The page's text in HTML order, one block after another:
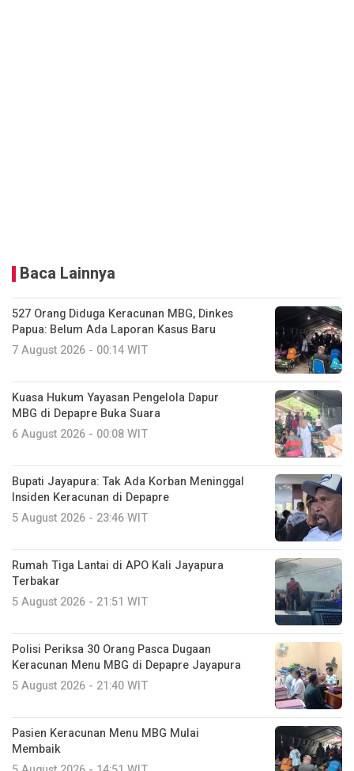
Baca Lainnya
527 Orang Diduga Keracunan MBG, Dinkes
Papua: Belum Ada Laporan Kasus Baru
7 August 2026 - 00:14 WIT
Kuasa Hukum Yayasan Pengelola Dapur
MBG di Depapre Buka Suara
6 August 2026 - 00:08 WIT
Bupati Jayapura: Tak Ada Korban Meninggal
Insiden Keracunan di Depapre
5 August 2026 - 23:46 WIT
Rumah Tiga Lantai di APO Kali Jayapura
Terbakar
5 August 2026 - 21:51 WIT
Polisi Periksa 30 Orang Pasca Dugaan
Keracunan Menu MBG di Depapre Jayapura
5 August 2026 - 21:40 WIT
Pasien Keracunan Menu MBG Mulai
Membaik